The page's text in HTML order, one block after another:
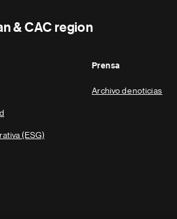
& CAC region
(ESG)
Prensa
Archivo de noticias